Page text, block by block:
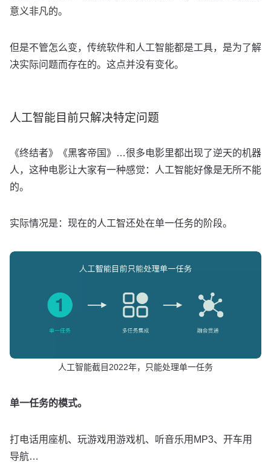
意义非凡的。
但是不管怎么变，传统软件和人工智能都是工具，是为了解
决实际问题而存在的。这点并没有变化。
人工智能目前只解决特定问题
《终结者》《黑客帝国》…很多电影里都出现了逆天的机器
人，这种电影让大家有一种感觉：人工智能好像是无所不能
的。
实际情况是：现在的人工智还处在单一任务的阶段。
人工智能截目2022年，只能处理单一任务
单一任务的模式。
打电话用座机、玩游戏用游戏机、听音乐用MP3、开车用
导航…